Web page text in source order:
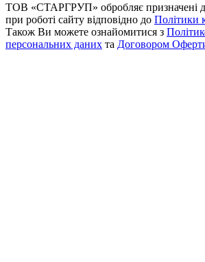
ТОВ «СТАРГРУП» обробляє призначені
при роботі сайту відповідно до Політики
Також Ви можете ознайомитися з
персональних даних та Договором